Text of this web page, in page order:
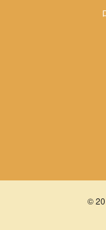
©